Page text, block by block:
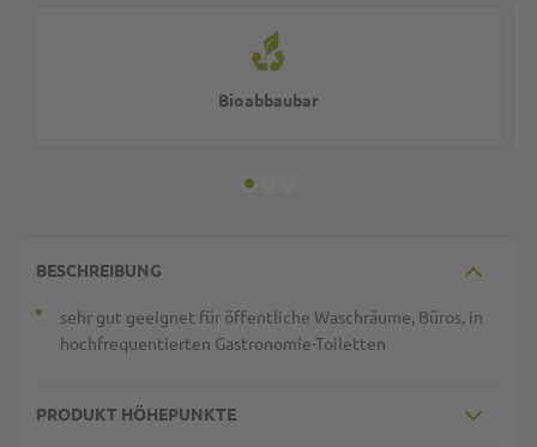
Bioabbaubar
BESCHREIBUNG
sehr gut geeignet für öffentliche Waschräume, Büros, in
hochfrequentierten Gastronomie-Toiletten
PRODUKT HÖHEPUNKTE